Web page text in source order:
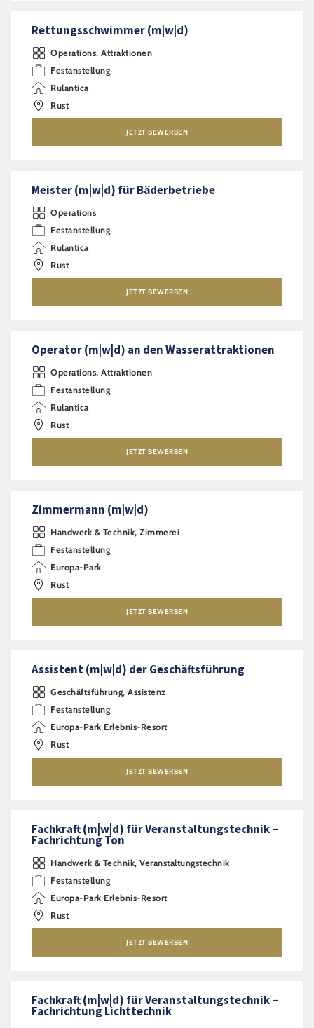
Rettungsschwimmer (m|w|d)
Operations, Attraktionen
Festanstellung
Rulantica
Rust
JETZT BEWERBEN
Meister (m|w|d) für Bäderbetriebe
Operations
Festanstellung
Rulantica
Rust
JETZT BEWERBEN
Operator (m|w|d) an den Wasserattraktionen
Operations, Attraktionen
Festanstellung
Rulantica
Rust
JETZT BEWERBEN
Zimmermann (m|w|d)
Handwerk & Technik, Zimmerei
Festanstellung
Europa-Park
Rust
JETZT BEWERBEN
Assistent (m|w|d) der Geschäftsführung
Geschäftsführung, Assistenz
Festanstellung
Europa-Park Erlebnis-Resort
Rust
JETZT BEWERBEN
Fachkraft (m|w|d) für Veranstaltungstechnik –
Fachrichtung Ton
Handwerk & Technik, Veranstaltungstechnik
Festanstellung
Europa-Park Erlebnis-Resort
Rust
JETZT BEWERBEN
Fachkraft (m|w|d) für Veranstaltungstechnik –
Fachrichtung Lichttechnik